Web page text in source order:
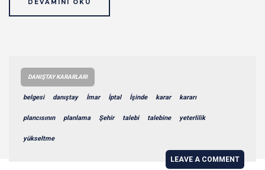
DEVAMINI OKU
DANIŞTAY KARARLARI
belgesi danıştay İmar İptal İşinde karar kararı
plancısının planlama Şehir talebi talebine yeterlilik
yükseltme
LEAVE A COMMENT